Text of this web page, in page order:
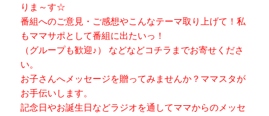
りま～す☆
番組へのご意見・ご感想やこんなテーマ取り上げて！私
もママサポとして番組に出たいっ！
（グループも歓迎♪） などなどコチラまでお寄せくださ
い。
お子さんへメッセージを贈ってみませんか？ママスタが
お手伝いします。
記念日やお誕生日などラジオを通してママからのメッセ